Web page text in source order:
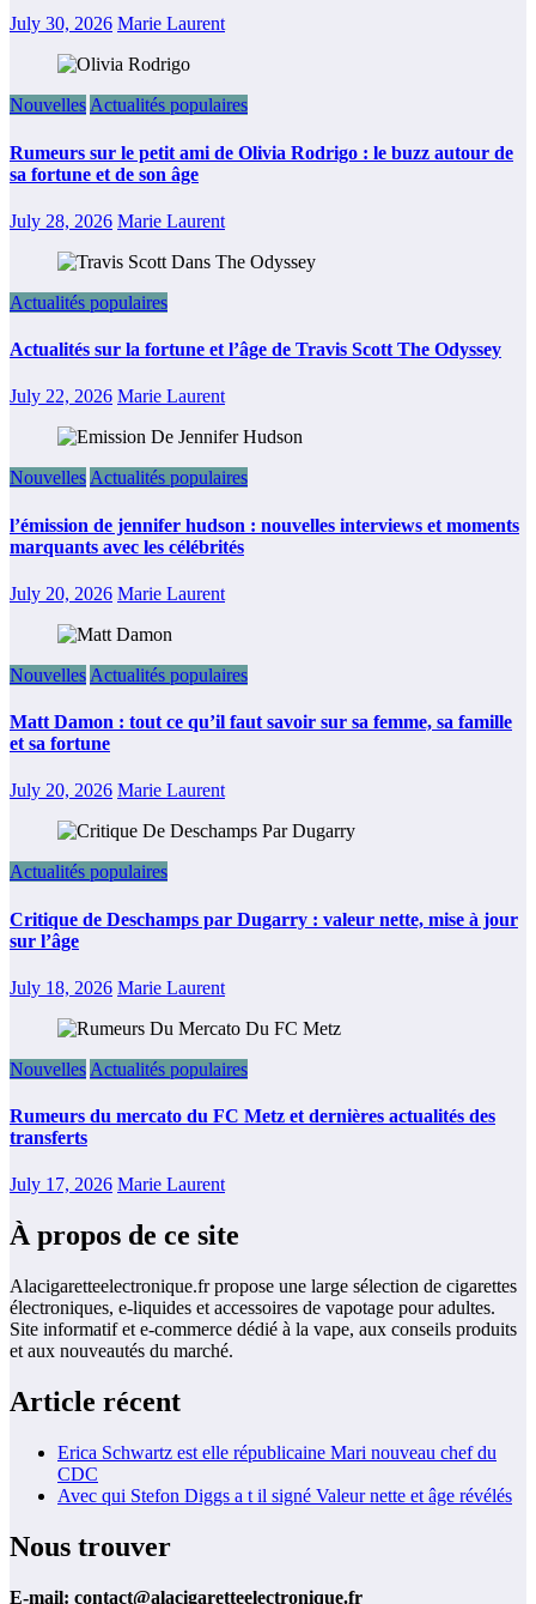
July 30, 2026 Marie Laurent
Nouvelles Actualités populaires
Rumeurs sur le petit ami de Olivia Rodrigo : le buzz autour de
sa fortune et de son âge
July 28, 2026 Marie Laurent
Actualités populaires
Actualités sur la fortune et l’âge de Travis Scott The Odyssey
July 22, 2026 Marie Laurent
Nouvelles Actualités populaires
l’émission de jennifer hudson : nouvelles interviews et moments
marquants avec les célébrités
July 20, 2026 Marie Laurent
Nouvelles Actualités populaires
Matt Damon : tout ce qu’il faut savoir sur sa femme, sa famille
et sa fortune
July 20, 2026 Marie Laurent
Actualités populaires
Critique de Deschamps par Dugarry : valeur nette, mise à jour
sur l’âge
July 18, 2026 Marie Laurent
Nouvelles Actualités populaires
Rumeurs du mercato du FC Metz et dernières actualités des
transferts
July 17, 2026 Marie Laurent
À propos de ce site
Alacigaretteelectronique.fr propose une large sélection de cigarettes
électroniques, e-liquides et accessoires de vapotage pour adultes.
Site informatif et e-commerce dédié à la vape, aux conseils produits
et aux nouveautés du marché.
Article récent
Erica Schwartz est elle républicaine Mari nouveau chef du
CDC
Avec qui Stefon Diggs a t il signé Valeur nette et âge révélés
Nous trouver
E-mail: contact@alacigaretteelectronique.fr